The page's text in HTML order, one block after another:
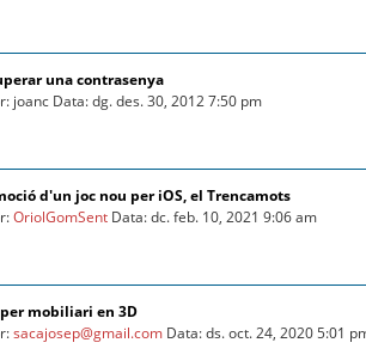
una contrasenya
joanc Data: dg. des. 30, 2012 7:50 pm
d'un joc nou per iOS, el Trencamots
OriolGomSent Data: dc. feb. 10, 2021 9:06 am
mobiliari en 3D
sacajosep@gmail.com Data: ds. oct. 24, 2020 5:01